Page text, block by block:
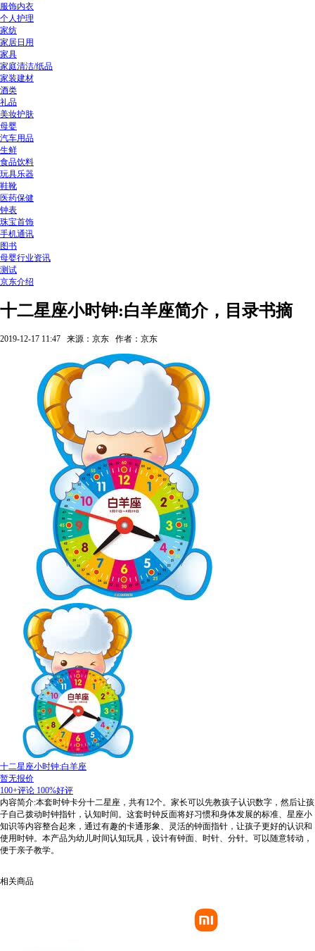
服饰内衣
个人护理
家纺
家居日用
家具
家庭清洁/纸品
家装建材
酒类
礼品
美妆护肤
母婴
汽车用品
生鲜
食品饮料
玩具乐器
鞋靴
医药保健
钟表
珠宝首饰
手机通讯
图书
母婴行业资讯
测试
京东介绍
十二星座小时钟:白羊座简介，目录书摘
2019-12-17 11:47 来源：京东 作者：京东
十二星座小时钟:白羊座
暂无报价
100+评论 100%好评
内容简介:本套时钟卡分十二星座，共有12个。家长可以先教孩子认识数字，然后让孩
子自己拨动时钟指针，认知时间。这套时钟反面将好习惯和身体发展的标准、星座小
知识等内容整合起来，通过有趣的卡通形象、灵活的钟面指针，让孩子更好的认识和
使用时钟。本产品为幼儿时间认知玩具，设计有钟面、时针、分针。可以随意转动，
便于亲子教学。
相关商品